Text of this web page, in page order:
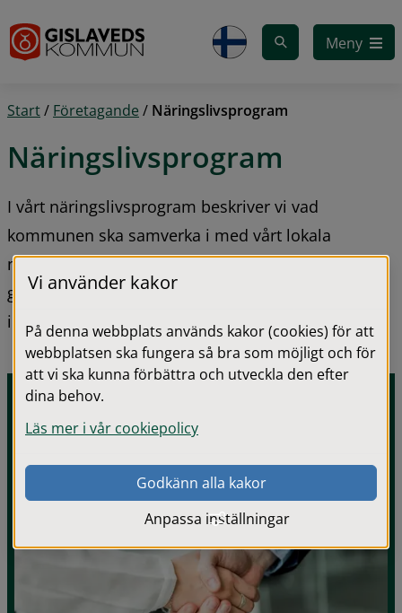
Meny
Start/ Företagande / Näringslivsprogram
Näringslivsprogram
I vårt näringslivsprogram beskriver vi vad
kommunen ska samverka i med vårt lokala
näringsliv för att det ska må bra och kunna växa. I
gemensamma dialoger och analyser har man
identifierat fem områden med en högsta prioritet.
Vi använder kakor
På denna webbplats används kakor (cookies) för att
webbplatsen ska fungera så bra som möjligt och för
att vi ska kunna förbättra och utveckla den efter
dina behov.
Läs mer i vår cookiepolicy
Godkänn alla kakor
Anpassa inställningar